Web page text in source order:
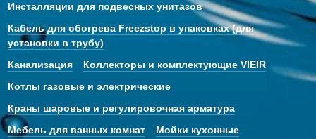
Инсталляции для подвесных унитазов
Кабель для обогрева Freezstop в упаковках (для
установки в трубу)
Канализация
Коллекторы и комплектующие VIEIR
Котлы газовые и электрические
Краны шаровые и регулировочная арматура
Мебель для ванных комнат
Мойки кухонные